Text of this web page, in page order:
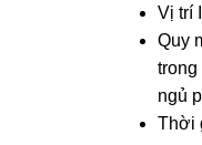
Vị trí
Quy
trong
ngủ
Thời